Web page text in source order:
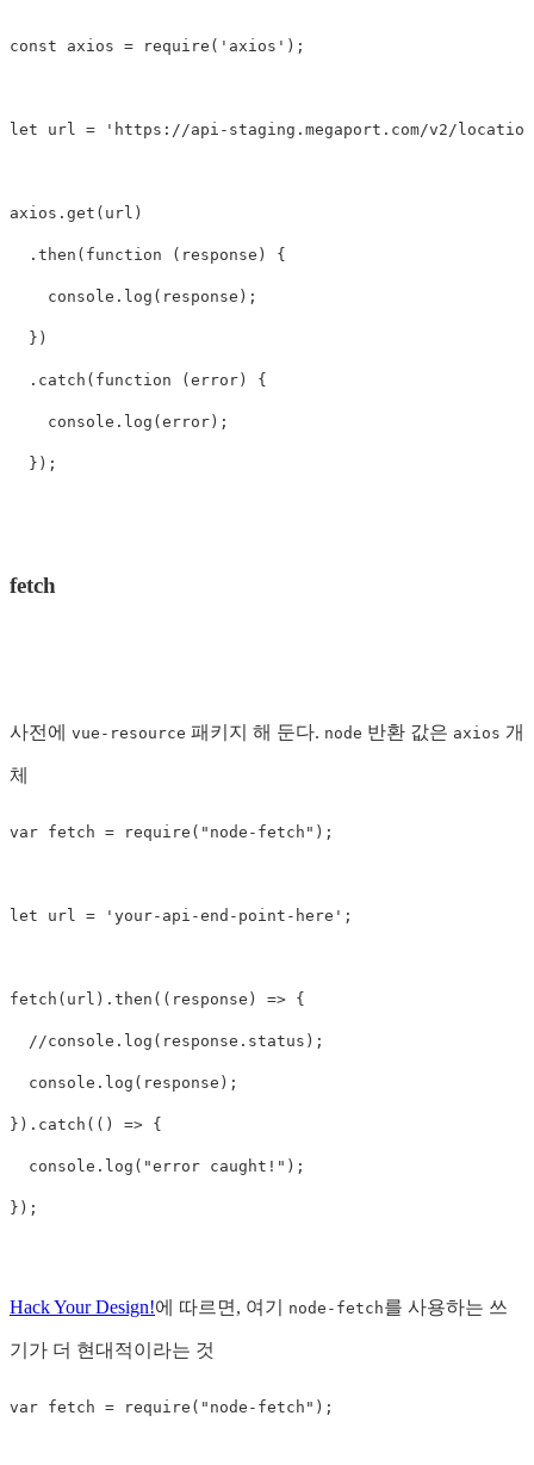
const axios = require ( ' axios ' );
let url = ' https://api-staging.megaport.com/v2/
axios . get ( url )
. then ( function ( response ) {
console . log ( response );
})
. catch ( function ( error ) {
console . log ( error );
});
fetch
사전에 vue-resource 패키지 해 둔다. node 반환 값은 axios 개
체
var fetch = require ( " node-fetch " );
let url = ' your-api-end-point-here ' ;
fetch ( url ). then (( response ) => {
//console.log(response.status);
console . log ( response );
}). catch (() => {
console . log ( "error caught! " );
});
Hack Your Design!에 따르면, 여기 node-fetch를 사용하는 쓰
기가 더 현대적이라는 것
var fetch = require ( " node-fetch " );